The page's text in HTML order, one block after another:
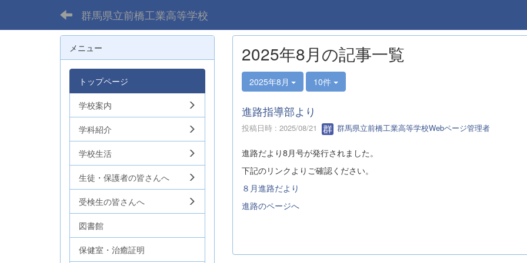
群馬県立前橋工業高等学校
2025年8月の記事一覧
2025年8月 10件
進路指導部より
投稿日時 : 2025/08/21 群馬県立前橋工業高等学校Webページ管理者
進路だより8月号が発行されました。
下記のリンクよりご確認ください。
８月進路だより
進路のページへ
メニュー
トップページ
学校案内
学科紹介
学校生活
生徒・保護者の皆さんへ
受検生の皆さんへ
図書館
保健室・治癒証明